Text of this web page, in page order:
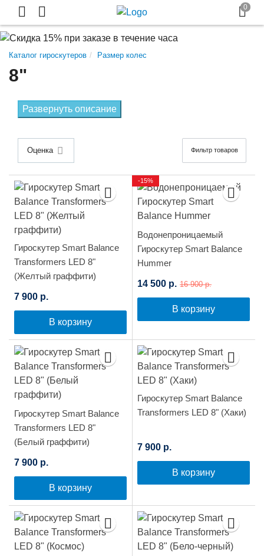
Каталог гироскутеров Размер колес
8"
Развернуть описание
Оценка Фильтр товаров
Гироскутер Smart Balance
Transformers LED 8"
(Желтый граффити)
7 900 р.
В корзину
Водонепроницаемый
Гироскутер Smart Balance
Hummer
14 500 р. 16 900 р.
В корзину
-15%
Гироскутер Smart Balance
Transformers LED 8"
(Белый граффити)
7 900 р.
В корзину
Гироскутер Smart Balance
Transformers LED 8" (Хаки)
7 900 р.
В корзину